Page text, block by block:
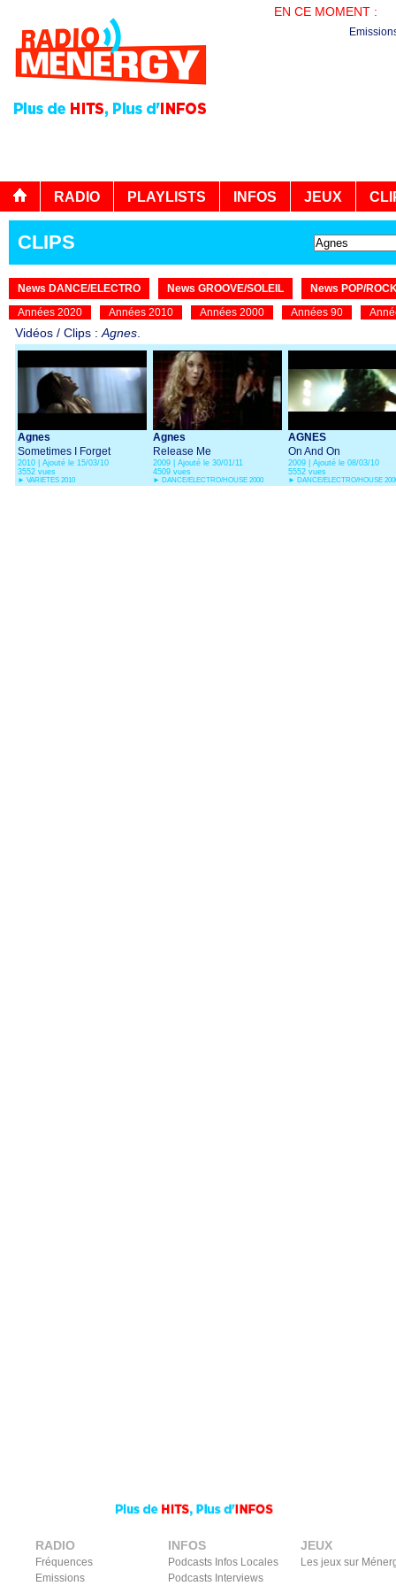
EN CE MOMENT :
RADIO PLAYLISTS INFOS JEUX
CLIPS
News DANCE/ELECTRO News GROOVE/SOLEIL
News POP/
Années 2020
Années 2010 Années 2000 Années 90
Vidéos / Clips : Agnes
Agnes
Sometimes I Forget
2010 | Ajouté le 15/03/10
3552 vues
► VARIETES 2010
Agnes
Release Me
2009 | Ajouté le 30/01/11
4509 vues
► DANCE/ELECTRO/HOUSE 2000
AGNES
On And On
2009 | Ajouté le 08/03/10
5552 vues
► DANCE/ELECTRO/HOUSE
RADIO
Fréquences
Emissions
INFOS
Podcasts Infos Locales
Podcasts Interviews
JEUX
Les jeux sur